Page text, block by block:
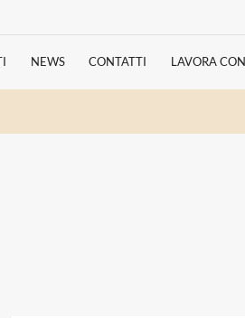
NEWS CONTATTI LAVORA